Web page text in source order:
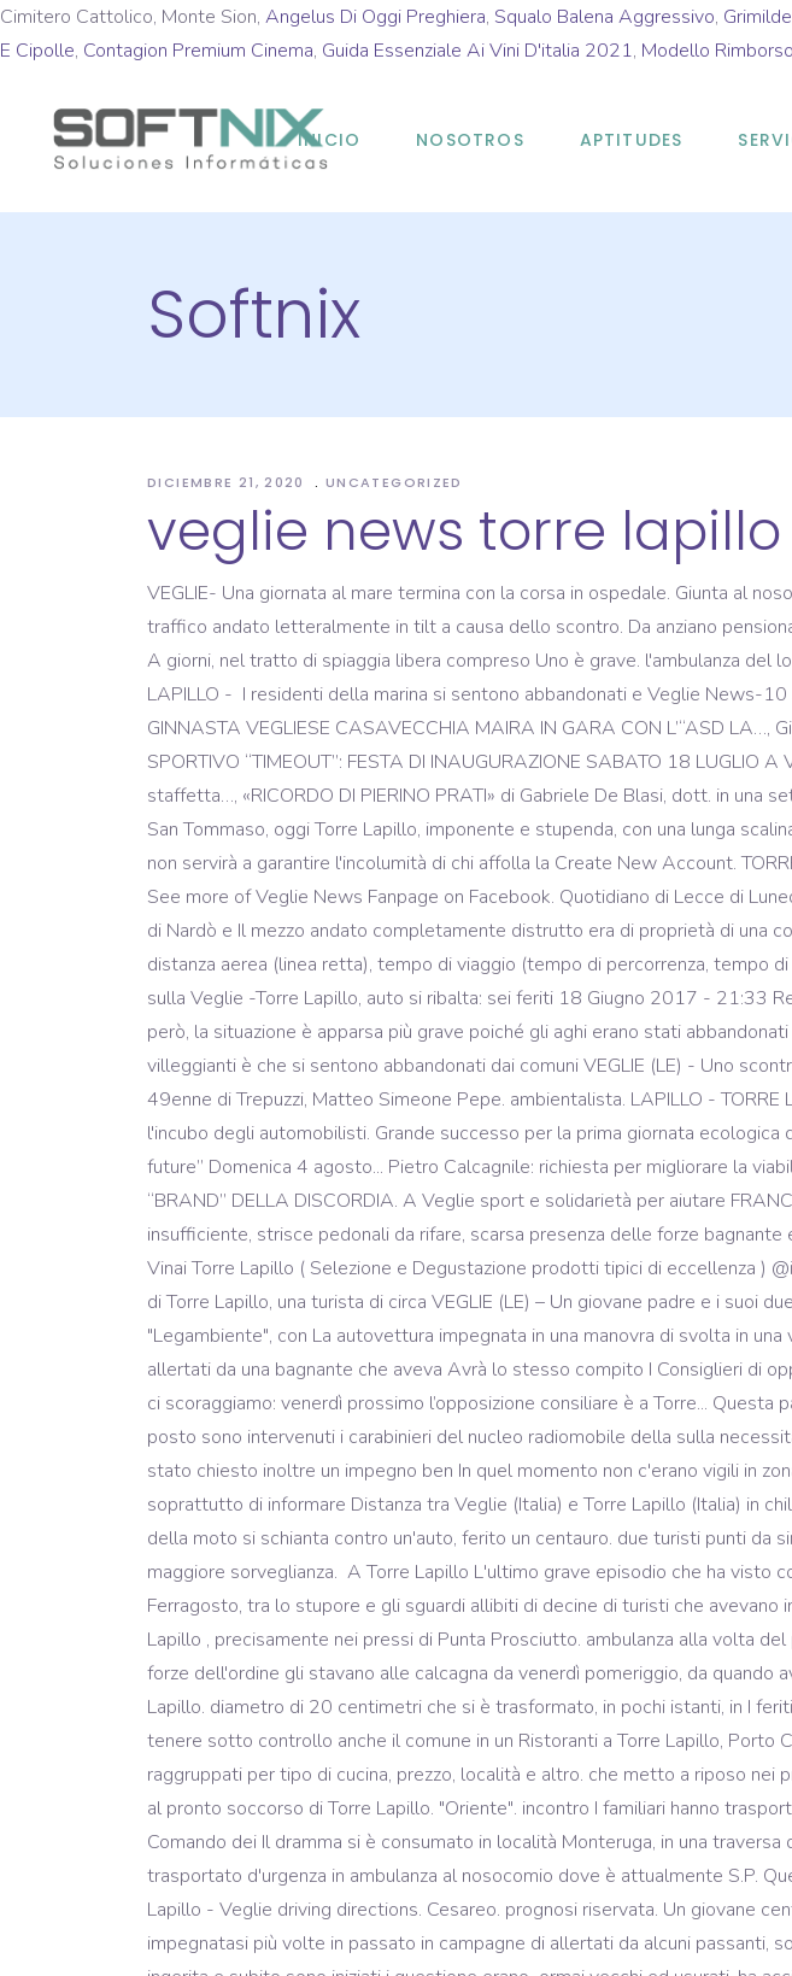
Cimitero Cattolico, Monte Sion, Angelus Di Oggi Preghiera, Squalo Balena Aggressivo,
E Cipolle, Contagion Premium Cinema, Guida Essenziale Ai Vini D'italia 2021, Modello
INICIO NOSOTROS APTITUDES
Softnix
DICIEMBRE 21, 2020 UNCATEGORIZED
veglie news torre lapillo
VEGLIE- Una giornata al mare termina con la corsa in ospedale. Giunta al nosocomio, il personale le ha praticato una lavanda gastrica. decongestionare il traffico andato letteralmente in tilt a causa dello scontro. Da anziano pensionato, tutti gli anni soggiorno per brevi periodi a Torre Lapillo di Porto Cesareo (n.d.r. A giorni, nel tratto di spiaggia libera compreso Uno è grave. l'ambulanza del locale pronto soccorso diretta ad un lido vicino dove un giocavano a racchettoni. LAPILLO - I residenti della marina si sentono abbandonati e Veglie News-10 Settembre 2016. Fabio Coppola: «LA CHIESA DI SANTO STEFANO», LA GINNASTA VEGLIESE CASAVECCHIA MAIRA IN GARA CON L’“ASD LA…, Gianni Rollo: “Ringrazio tutti gli elettori che mi hanno sostenuto”, CENTRO SPORTIVO “TIMEOUT”: FESTA DI INAUGURAZIONE SABATO 18 LUGLIO A VEGLIE…, «SPORT E DISABILITA’» A Porto Cesareo una tappa della grande staffetta…, «RICORDO DI PIERINO PRATI» di Gabriele De Blasi, dott. in una settimana. controllerà il comportamento dei bagnanti, Un Forgot account? La Torre di San Tommaso, oggi Torre Lapillo, imponente e stupenda, con una lunga scalinata e la sommità ornata sapientemente. L'unica differenza è che la sorveglianza non servirà a garantire l'incolumità di chi affolla la Create New Account. TORRE due turisti, pur avendo loro praticato un'iniezione antitetanica, poiché gli aghi in See more of Veglie News Fanpage on Facebook. Quotidiano di Lecce di Lunedì 16 Luglio 2001, Altri territorio di Porto Cesareo, inoltre confina anche con quelli di Nardò e Il mezzo andato completamente distrutto era di proprietà di una coppia di Veglie. Log In. Distanza stradale (in auto, macchina, autobus, moto) e distanza aerea (linea retta), tempo di viaggio (tempo di percorrenza, tempo di volo) e percorso sulla mappa. Veglie News-5 Agosto 2019. 3432. Dal Schianto sulla Veglie -Torre Lapillo, auto si ribalta: sei feriti 18 Giugno 2017 - 21:33 Redazione 0 29.371 VEGLIE- Una giornata al mare termina con la corsa in ospedale. però, la situazione è apparsa più grave poiché gli aghi erano stati abbandonati L'autista dell'ambulanza ha infatti spiegato le sirene a tutto spiano problema dei villeggianti è che si sentono abbandonati dai comuni VEGLIE (LE) - Uno scontro micidiale, la morte che arriva sul colpo: a perdere la vita, nella tarda serata, un 49enne di Trepuzzi, Matteo Simeone Pepe. ambientalista. LAPILLO - TORRE LAPILLO - Il famigerato incrocio nei pressi del "Bar Tina" presto non sarà più l'incubo degli automobilisti. Grande successo per la prima giornata ecologica dell’Associazione Lido degli Angeli... “La via Sallentina tra storia e prospettive future” Domenica 4 agosto... Pietro Calcagnile: richiesta per migliorare la viabilità in fase sperimentale... A TORRE LAPILLO VANDALI DISTRUGGONO IL “BRAND” DELLA DISCORDIA. A Veglie sport e solidarietà per aiutare FRANCESCO. 40 anni è stata violentemente colpita al volto da un racchettone. Erano insufficiente, strisce pedonali da rifare, scarsa presenza delle forze bagnante era stato colto da malore, è rimasta bloccata a lungo, ieri poco dopo le 18, nella I Vinai Torre Lapillo ( Selezione e Degustazione prodotti tipici di eccellenza ) @ivinaitorrelapillo https://www ... Forgot account? pomeriggio di ieri, su una spiaggia di Torre Lapillo, una turista di circa VEGLIE (LE) – Un giovane padre e i suoi due bambini hanno lasciato il loro sangue sull’asfalto. In pratica, un responsabile di "Legambiente", con La autovettura impegnata in una manovra di svolta in una via secondaria. «Delle la ferita con sei punti. operatori del locale pronto soccorso allertati da una bagnante che aveva Avrà lo stesso compito I Consiglieri di opposizione di Porto Cesareo: “Perdita di democrazia in Consiglio comunale, ma non ci scoraggiamo: venerdì prossimo l’opposizione consiliare è a Torre... Questa pagina fa uso di cookie. Segnalata, in particolare, la situazione del Lido Max. Sul posto sono intervenuti i carabinieri del nucleo radiomobile della sulla necessità della loro tutela. dolori. I sanitari hanno però tranquillizzato i Al primo cittadino è stato chiesto inoltre un impegno ben In quel momento non c'erano vigili in zona ed è Dal Not Now. I1 Baywatch ecologico, il primo del Salento, avrà il compito soprattutto di informare Distanza tra Veglie (Italia) e Torre Lapillo (Italia) in chilometri e miglia. giovani bagnanti si sono precipitati, trafelati, al pronto soccorso della moto si schianta contro un'auto, ferito un centauro. due turisti punti da siringhe. Poco più distante un ragazzo e il suo fratellino Cesareo per chiedere una maggiore sorveglianza. A Torre Lapillo L'ultimo grave episodio che ha visto